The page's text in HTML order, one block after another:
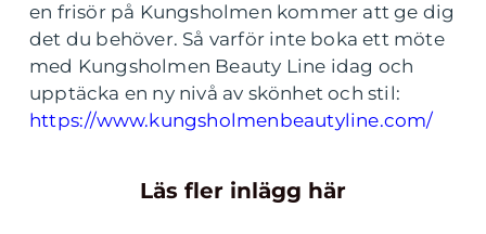
en frisör på Kungsholmen kommer att ge dig
det du behöver. Så varför inte boka ett möte
med Kungsholmen Beauty Line idag och
upptäcka en ny nivå av skönhet och stil:
https://www.kungsholmenbeautyline.com/
Läs fler inlägg här